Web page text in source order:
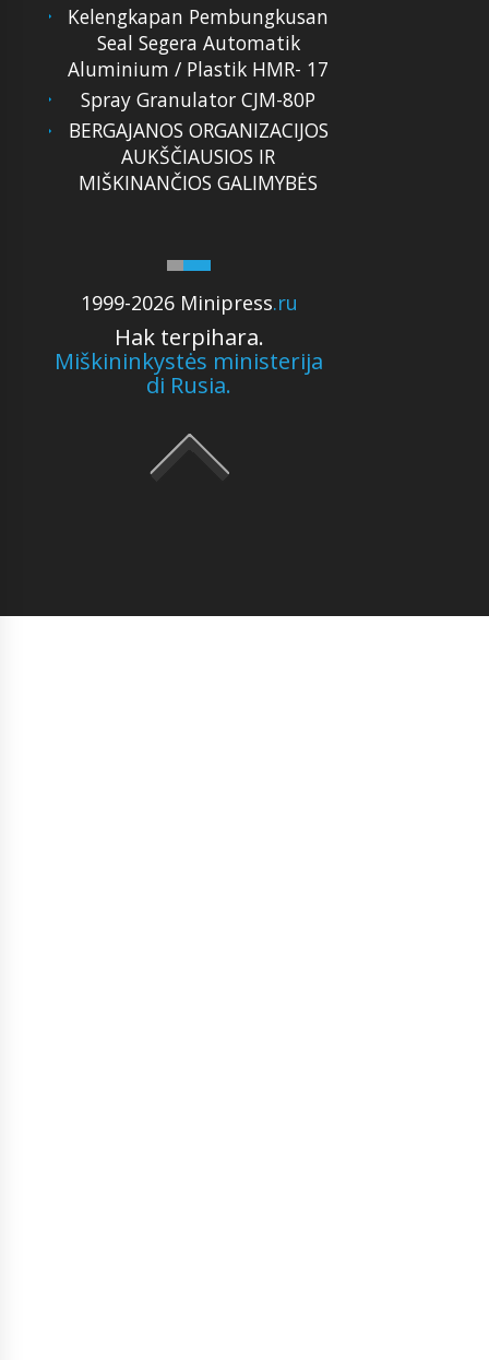
1999-2026 Minipress.ru
Hak terpihara.
Miškininkystės ministerija
di Rusia.
Kelengkapan Pembungkusan
Seal Segera Automatik
Aluminium / Plastik HMR- 17
Spray Granulator CJM-80P
BERGAJANOS ORGANIZACIJOS
AUKŠČIAUSIOS IR
MIŠKINANČIOS GALIMYBĖS